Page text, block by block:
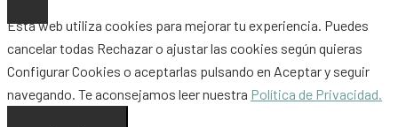
Esta web utiliza cookies para mejorar tu experiencia. Puedes
cancelar todas Rechazaro ajustar las cookies según quieras
Configurar Cookies o aceptarlas pulsando en Aceptary seguir
navegando. Te aconsejamos leer nuestra Política de Privacidad.